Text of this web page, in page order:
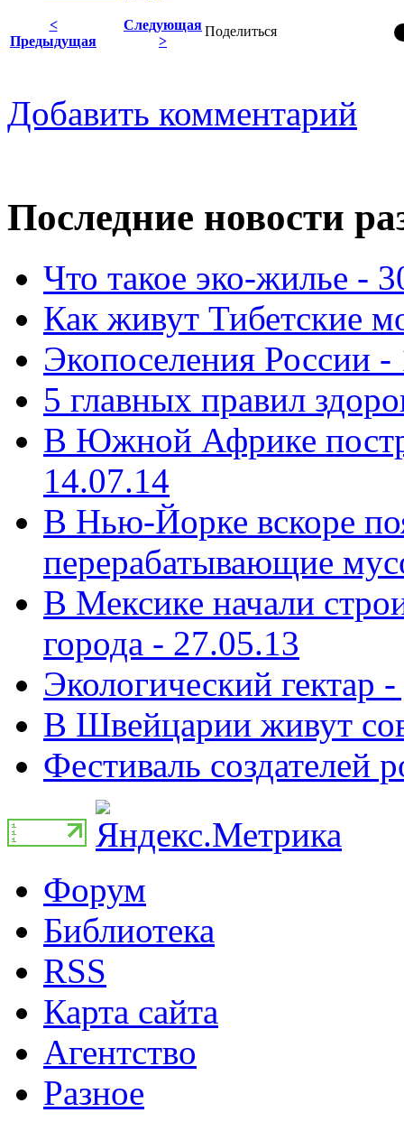
Поделиться
<
Предыдущая
Следующая
>
Добавить комментарий
Последние новости
Что такое эко-жилье -
Как живут Тибетские
Экопоселения России -
5 главных правил
В Южной Африке
14.07.14
В Нью-Йорке вскоре
перерабатывающие
В Мексике начали
города - 27.05.13
Экологический гектар
В Швейцарии живут
Фестиваль создателей
Форум
Библиотека
RSS
Карта сайта
Агентство
Разное